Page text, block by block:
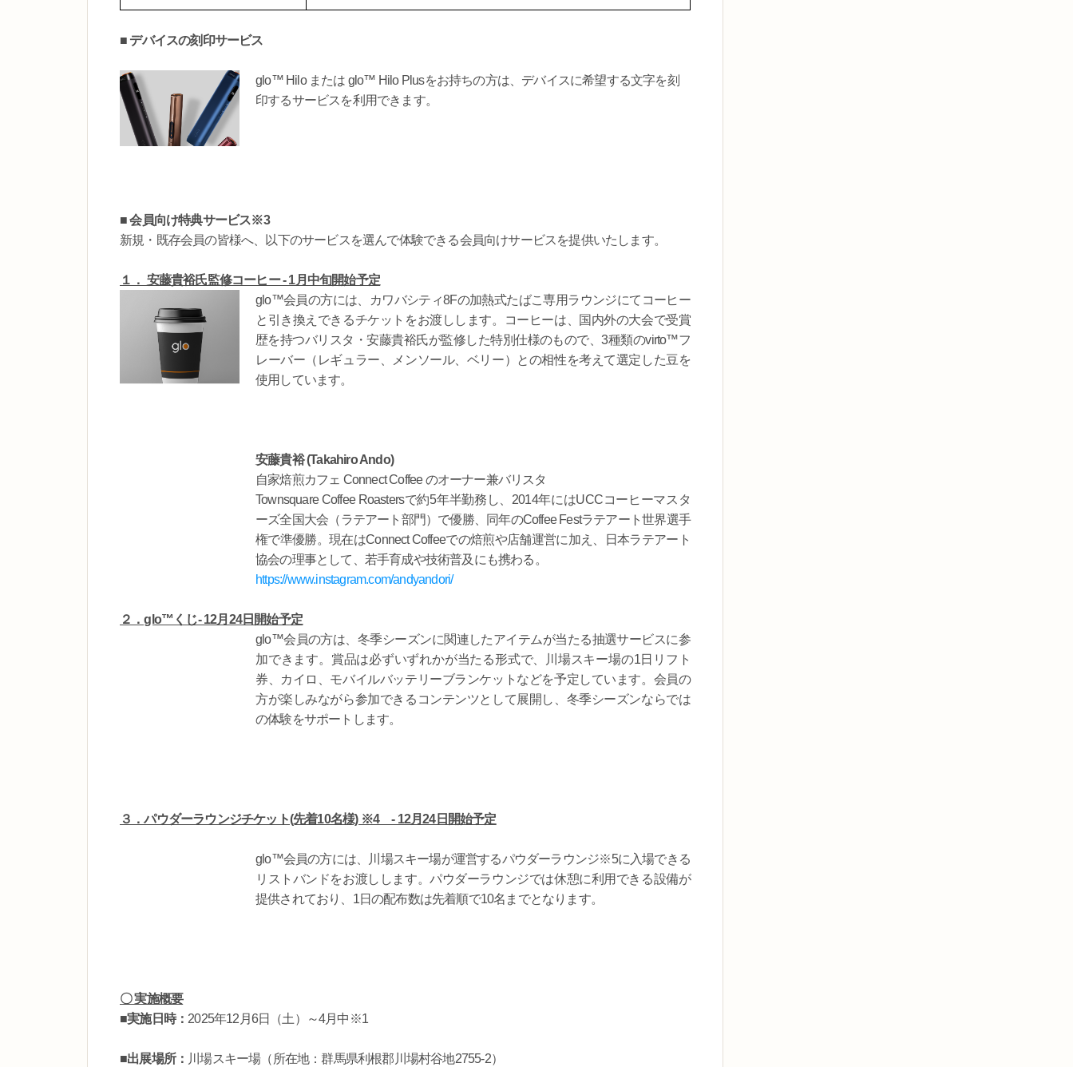
■ デバイスの刻印サービス
glo™ Hilo または glo™ Hilo Plusをお持ちの方は、デバイスに希望する文字を刻
印するサービスを利用できます。
■会員向け特典サービス※3
新規・既存会員の皆様へ、以下のサービスを選んで体験できる会員向けサービスを提供いたします。
１． 安藤貴裕氏監修コーヒー - 1月中旬開始予定
glo™会員の方には、カワバシティ8Fの加熱式たばこ専用ラウンジにてコーヒー
と引き換えできるチケットをお渡しします。コーヒーは、国内外の大会で受賞
歴を持つバリスタ・安藤貴裕氏が監修した特別仕様のもので、3種類のvirto™フ
レーバー（レギュラー、メンソール、ベリー）との相性を考えて選定した豆を
使用しています。
安藤貴裕 (Takahiro Ando)
自家焙煎カフェ Connect Coffee のオーナー兼バリスタ
Townsquare Coffee Roastersで約5年半勤務し、2014年にはUCCコーヒーマスタ
ーズ全国大会（ラテアート部門）で優勝、同年のCoffee Festラテアート世界選手
権で準優勝。現在はConnect Coffeeでの焙煎や店舗運営に加え、日本ラテアート
協会の理事として、若手育成や技術普及にも携わる。
https://www.instagram.com/andyandori/
２．glo™くじ- 12月24日開始予定
glo™会員の方は、冬季シーズンに関連したアイテムが当たる抽選サービスに参
加できます。賞品は必ずいずれかが当たる形式で、川場スキー場の1日リフト
券、カイロ、モバイルバッテリーブランケットなどを予定しています。会員の
方が楽しみながら参加できるコンテンツとして展開し、冬季シーズンならでは
の体験をサポートします。
３．パウダーラウンジチケット(先着10名様) ※4 - 12月24日開始予定
glo™会員の方には、川場スキー場が運営するパウダーラウンジ※5に入場できる
リストバンドをお渡しします。パウダーラウンジでは休憩に利用できる設備が
提供されており、1日の配布数は先着順で10名までとなります。
〇 実施概要
■実施日時： 2025年12月6日（土）～4月中※1
■出展場所： 川場スキー場（所在地：群馬県利根郡川場村谷地2755-2）